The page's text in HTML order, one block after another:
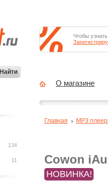
Cowon
НОВИНКА!
Главная MP3
134
11
Найти
Чтобы
О магазине